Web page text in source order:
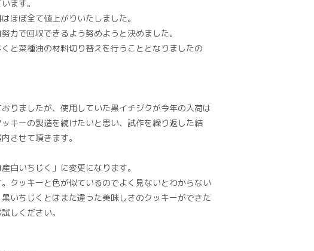
ます。
ほぼ全て値上がりいたしました。
力で回収できるよう努めようと決めました。
と菜種油の材料切り替えを行うこととなりましたの
りましたが、使用していた黒イチジクが今年の入荷は
キーの製造を続けたいと思い、試作を繰り返した結
させて頂きます。
白いちじく」に変更になります。
クッキーと色が似ているのでよく見ないとわからない
いちじくとはまた違った美味しさのクッキーができた
しください。